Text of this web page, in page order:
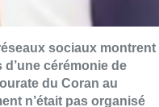
sociaux montrent
cérémonie de
du Coran au
n’était pas organisé